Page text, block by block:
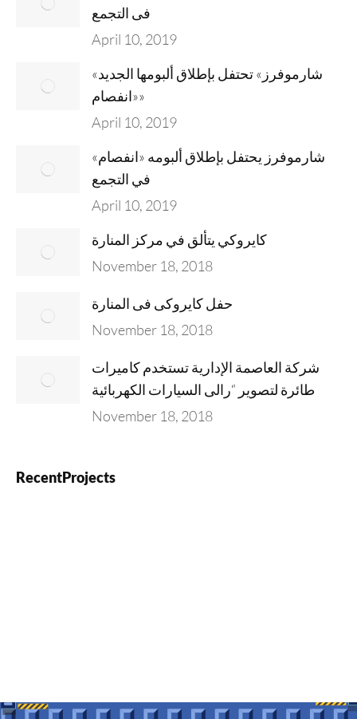
فى التجمع
April 10, 2019
«شارموفرز» تحتفل بإطلاق ألبومها الجديد
«انفصام»
April 10, 2019
شارموفرز يحتفل بإطلاق ألبومه «انفصام»
في التجمع
April 10, 2019
كايروكي يتألق في مركز المنارة
November 18, 2018
حفل كايروكى فى المنارة
November 18, 2018
شركة العاصمة الإدارية تستخدم كاميرات
طائرة لتصوير “رالى السيارات الكهربائية
November 18, 2018
RecentProjects